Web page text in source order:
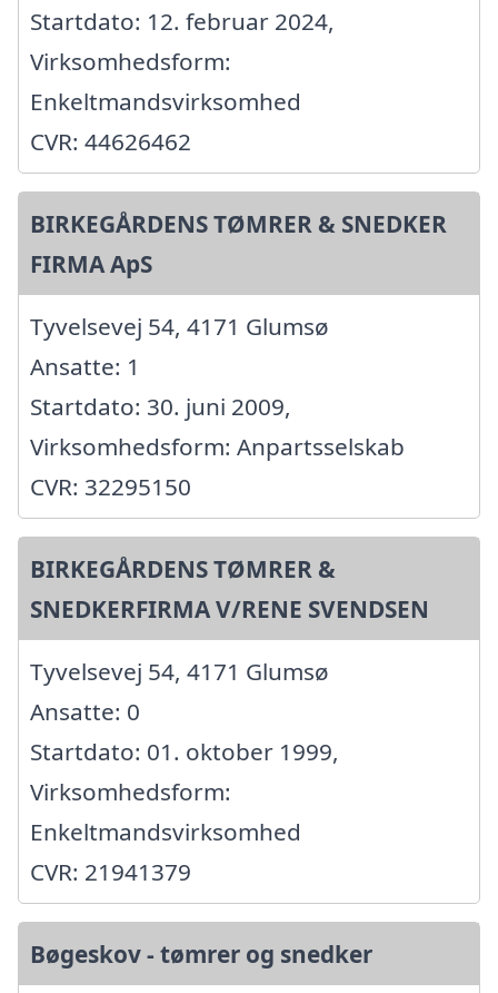
Startdato: 12. februar 2024,
Virksomhedsform:
Enkeltmandsvirksomhed
CVR: 44626462
BIRKEGÅRDENS TØMRER & SNEDKER
FIRMA ApS
Tyvelsevej 54, 4171 Glumsø
Ansatte: 1
Startdato: 30. juni 2009,
Virksomhedsform: Anpartsselskab
CVR: 32295150
BIRKEGÅRDENS TØMRER &
SNEDKERFIRMA V/RENE SVENDSEN
Tyvelsevej 54, 4171 Glumsø
Ansatte: 0
Startdato: 01. oktober 1999,
Virksomhedsform:
Enkeltmandsvirksomhed
CVR: 21941379
Bøgeskov - tømrer og snedker